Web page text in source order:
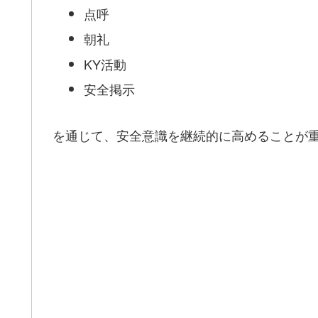
点呼
朝礼
KY活動
安全掲示
を通じて、安全意識を継続的に高めることが